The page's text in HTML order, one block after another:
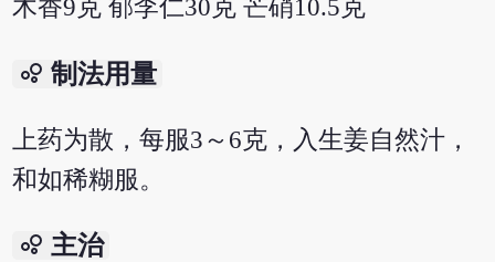
木香9克 郁李仁30克 芒硝10.5克
bubble_chart 制法用量
上药为散，每服3～6克，入生姜自然汁，
和如稀糊服。
bubble_chart 主治